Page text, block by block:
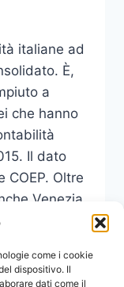
come i cookie
dispositivo. Il
dati come il
italiane ad
È,
a
che hanno
Il dato
COEP. Oltre
Venezia